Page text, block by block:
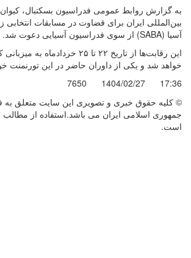
به گزارش روابط عمومی فدراسیون بسکتبال،
آسیا (SABA) از سوی فدراسیون آسیایی دعوت شد.
این رقابت‌ها از تاریخ ۲۲ تا ۲۵
خواهد شد و یکی از داوران حاضر در این تورنمنت
17:36
1404/02/27
7650
© کليه حقوق خبری و تصويری اين سايت متعلق به
جمهوری اسلامی ایران می باشد.استفاده از مطالب
است.